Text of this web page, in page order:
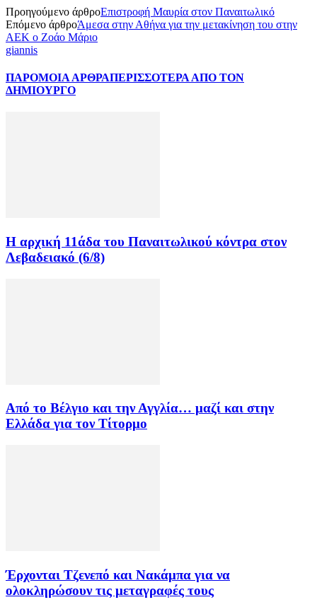
Προηγούμενο άρθροΕπιστροφή Μαυρία στον Παναιτωλικό
Επόμενο άρθροΆμεσα στην Αθήνα για την μετακίνηση του στην
ΑΕΚ ο Ζοάο Μάριο
giannis
ΠΑΡΟΜΟΙΑ ΑΡΘΡΑΠΕΡΙΣΣΟΤΕΡΑ ΑΠΟ ΤΟΝ
ΔΗΜΙΟΥΡΓΟ
Η αρχική 11άδα του Παναιτωλικού κόντρα στον
Λεβαδειακό (6/8)
Από το Βέλγιο και την Αγγλία… μαζί και στην
Ελλάδα για τον Τίτορμο
Έρχονται Τζενεπό και Νακάμπα για να
ολοκληρώσουν τις μεταγραφές τους